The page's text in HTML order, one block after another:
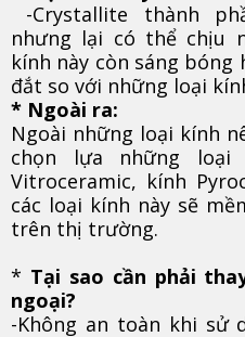
-Crystallite thành
nhưng lại có thể chịu
kính này còn sáng bóng
đắt so với những loại
* Ngoài ra:
Ngoài những loại kính
chọn lựa những loại
Vitroceramic, kính
các loại kính này sẽ
trên thị trường.
* Tại sao cần phải
ngoại?
-Không an toàn khi sử